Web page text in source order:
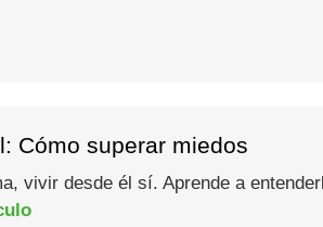
Cómo superar miedos
vivir desde él sí. Aprende a